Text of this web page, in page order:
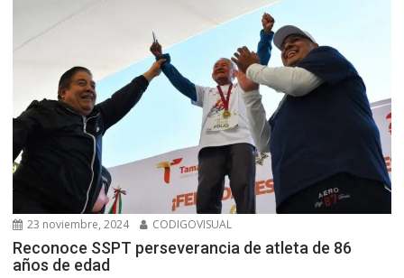
23 noviembre, 2024 CODIGOVISUAL
Reconoce SSPT perseverancia de atleta de 86
años de edad